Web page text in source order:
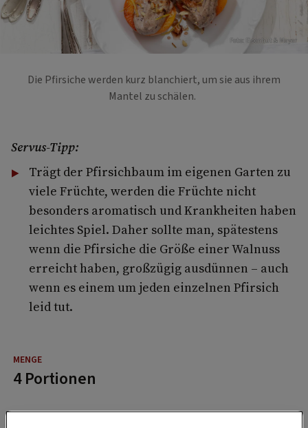
Foto: Eisenhut & Mayer
Die Pfirsiche werden kurz blanchiert, um sie aus ihrem
Mantel zu schälen.
Servus-Tipp:
Trägt der Pfirsichbaum im eigenen Garten zu
viele Früchte, werden die Früchte nicht
besonders aromatisch und Krankheiten haben
leichtes Spiel. Daher sollte man, spätestens
wenn die Pfirsiche die Größe einer Walnuss
erreicht haben, großzügig ausdünnen – auch
wenn es einem um jeden einzelnen Pfirsich
leid tut.
4 Portionen